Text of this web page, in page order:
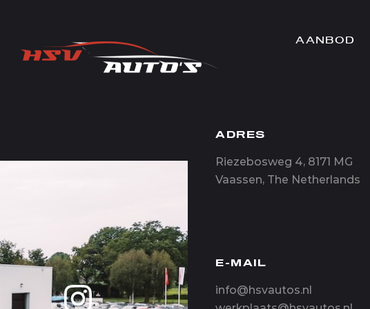
AANBOD
ADRES
Riezebosweg 4, 8171 MG
Vaassen, The Netherlands
E-MAIL
info@hsvautos.nl